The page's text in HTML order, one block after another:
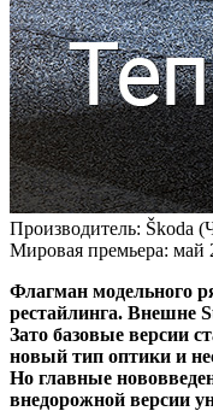
Производитель: Škoda
Мировая премьера: май
Флагман модельного
рестайлинга. Внешне
Зато базовые версии
новый тип оптики и
Но главные
внедорожной версии